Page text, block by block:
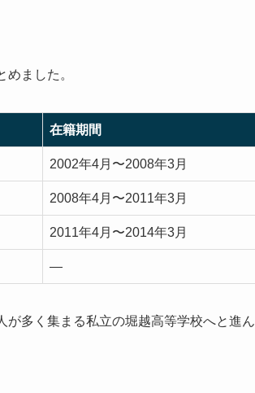
ました。
在籍期間
2002年4月〜2008年3月
2008年4月〜2011年3月
2011年4月〜2014年3月
—
多く集まる私立の堀越高等学校へと進ん